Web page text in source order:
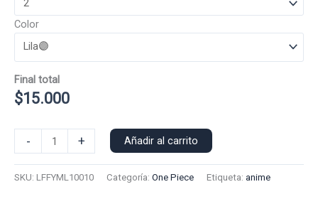
Color
Final total
$15.000
-
Manga
+ Añadir al carrito
SKU: LFFYML10010 Categoría: One Piece Etiqueta: anime